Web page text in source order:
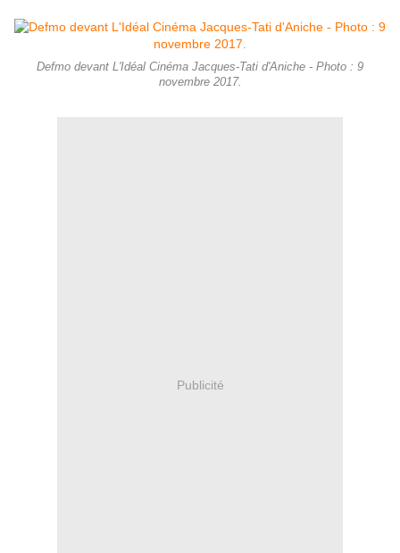
Defmo devant L'Idéal Cinéma Jacques-Tati d'Aniche - Photo : 9
novembre 2017.
Publicité